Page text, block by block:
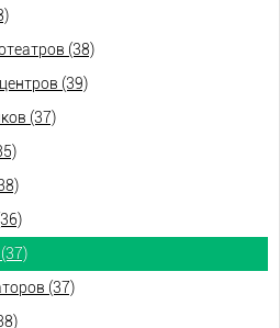
(38)
(39)
(37)
(37)